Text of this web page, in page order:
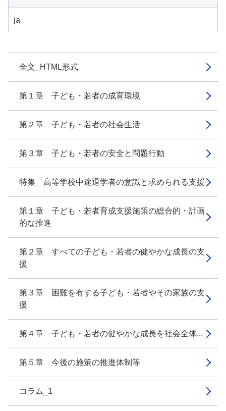
全文_HTML形式
第１章 子ども・若者の成育環境
第２章 子ども・若者の社会生活
第３章 子ども・若者の安全と問題行動
特集 高等学校中途退学者の意識と求められる支援
第１章 子ども・若者育成支援施策の総合的・計画
的な推進
第２章 すべての子ども・若者の健やかな成長の支
援
第３章 困難を有する子ども・若者やその家族の支
援
第４章 子ども・若者の健やかな成長を社会全体...
第５章 今後の施策の推進体制等
コラム_1
ja